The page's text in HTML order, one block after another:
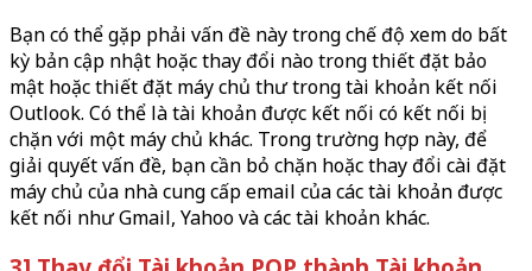
Bạn có thể gặp phải vấn đề này trong chế độ xem do bất
kỳ bản cập nhật hoặc thay đổi nào trong thiết đặt bảo
mật hoặc thiết đặt máy chủ thư trong tài khoản kết nối
Outlook. Có thể là tài khoản được kết nối có kết nối bị
chặn với một máy chủ khác. Trong trường hợp này, để
giải quyết vấn đề, bạn cần bỏ chặn hoặc thay đổi cài đặt
máy chủ của nhà cung cấp email của các tài khoản được
kết nối như Gmail, Yahoo và các tài khoản khác.